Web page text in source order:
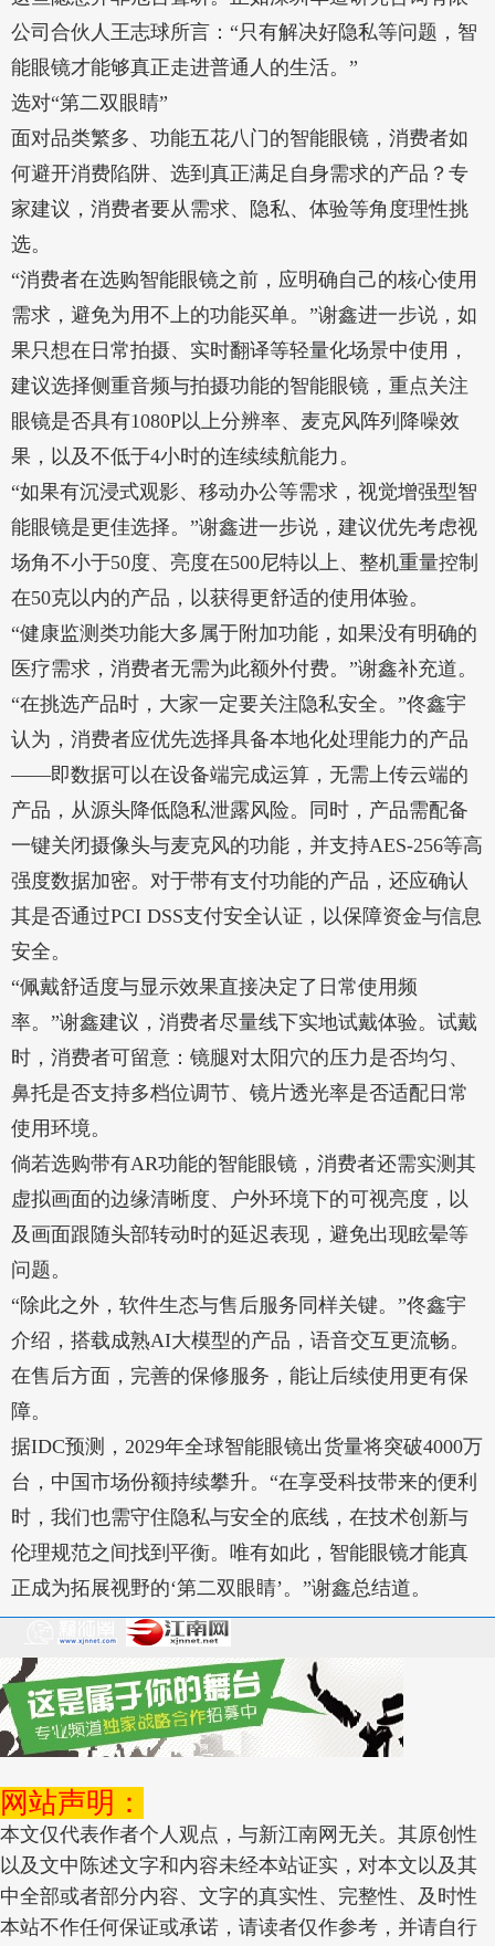
公司合伙人王志球所言：“只有解决好隐私等问题，智
能眼镜才能够真正走进普通人的生活。”
选对“第二双眼睛”
面对品类繁多、功能五花八门的智能眼镜，消费者如
何避开消费陷阱、选到真正满足自身需求的产品？专
家建议，消费者要从需求、隐私、体验等角度理性挑
选。
“消费者在选购智能眼镜之前，应明确自己的核心使用
需求，避免为用不上的功能买单。”谢鑫进一步说，如
果只想在日常拍摄、实时翻译等轻量化场景中使用，
建议选择侧重音频与拍摄功能的智能眼镜，重点关注
眼镜是否具有1080P以上分辨率、麦克风阵列降噪效
果，以及不低于4小时的连续续航能力。
“如果有沉浸式观影、移动办公等需求，视觉增强型智
能眼镜是更佳选择。”谢鑫进一步说，建议优先考虑视
场角不小于50度、亮度在500尼特以上、整机重量控制
在50克以内的产品，以获得更舒适的使用体验。
“健康监测类功能大多属于附加功能，如果没有明确的
医疗需求，消费者无需为此额外付费。”谢鑫补充道。
“在挑选产品时，大家一定要关注隐私安全。”佟鑫宇
认为，消费者应优先选择具备本地化处理能力的产品
——即数据可以在设备端完成运算，无需上传云端的
产品，从源头降低隐私泄露风险。同时，产品需配备
一键关闭摄像头与麦克风的功能，并支持AES-256等高
强度数据加密。对于带有支付功能的产品，还应确认
其是否通过PCI DSS支付安全认证，以保障资金与信息
安全。
“佩戴舒适度与显示效果直接决定了日常使用频
率。”谢鑫建议，消费者尽量线下实地试戴体验。试戴
时，消费者可留意：镜腿对太阳穴的压力是否均匀、
鼻托是否支持多档位调节、镜片透光率是否适配日常
使用环境。
倘若选购带有AR功能的智能眼镜，消费者还需实测其
虚拟画面的边缘清晰度、户外环境下的可视亮度，以
及画面跟随头部转动时的延迟表现，避免出现眩晕等
问题。
“除此之外，软件生态与售后服务同样关键。”佟鑫宇
介绍，搭载成熟AI大模型的产品，语音交互更流畅。
在售后方面，完善的保修服务，能让后续使用更有保
障。
据IDC预测，2029年全球智能眼镜出货量将突破4000万
台，中国市场份额持续攀升。“在享受科技带来的便利
时，我们也需守住隐私与安全的底线，在技术创新与
伦理规范之间找到平衡。唯有如此，智能眼镜才能真
正成为拓展视野的‘第二双眼睛’。”谢鑫总结道。
网站声明：
本文仅代表作者个人观点，与新江南网无关。其原创性
以及文中陈述文字和内容未经本站证实，对本文以及其
中全部或者部分内容、文字的真实性、完整性、及时性
本站不作任何保证或承诺，请读者仅作参考，并请自行